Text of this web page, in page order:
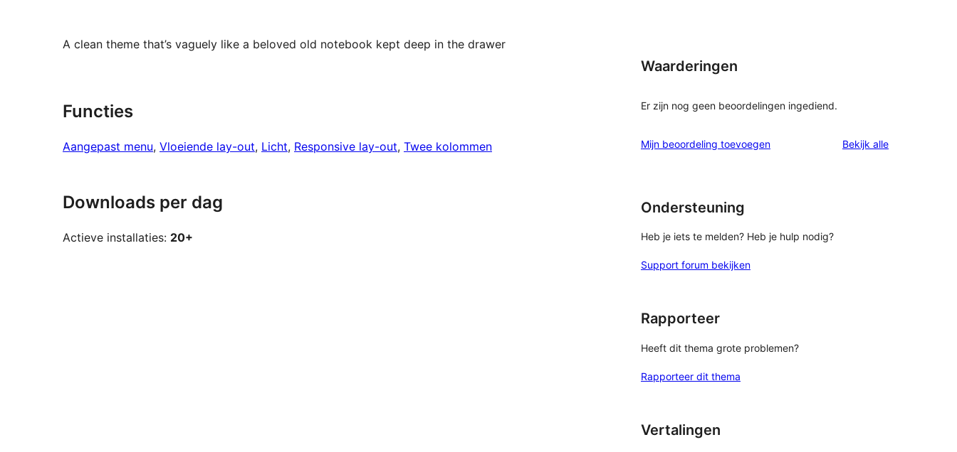
A clean theme that’s vaguely like a beloved old notebook kept deep in the drawer
Functies
Aangepast menu, Vloeiende lay-out, Licht, Responsive lay-out, Twee kolommen
Downloads per dag
Actieve installaties: 20+
Waarderingen
Er zijn nog geen beoordelingen ingediend.
Mijn beoordeling toevoegen Bekijk allebeoordelingen
Ondersteuning
Heb je iets te melden? Heb je hulp nodig?
Support forum bekijken
Rapporteer
Heeft dit thema grote problemen?
Rapporteer dit thema
Vertalingen